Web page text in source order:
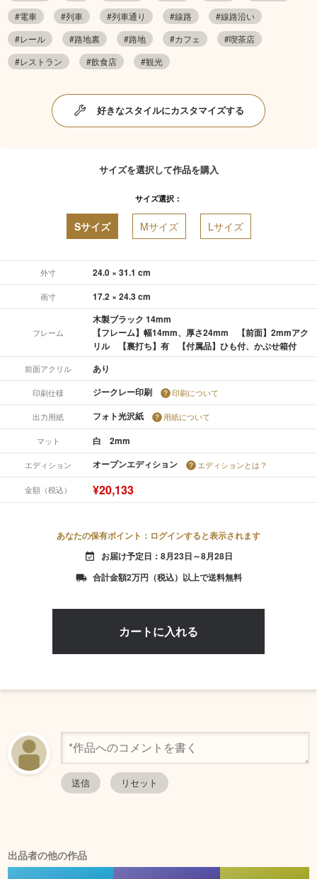
#電車
#列車 #列車通り #線路
#線路沿い
#レール
#路地裏 #路地 #カフェ
#喫茶店
#レストラン
#飲食店 #観光
好きなスタイルにカスタマイズする
サイズを選択して作品を購入
サイズ選択：
Sサイズ Mサイズ Lサイズ
外寸 24.0 × 31.1 cm
画寸 17.2 × 24.3 cm
フレーム
木製ブラック 14mm
【フレーム】幅14mm、厚さ24mm 【前面】2mmアク
リル 【裏打ち】有 【付属品】ひも付、かぶせ箱付
前面アクリル あり
印刷仕様 ジークレー印刷 印刷について
出力用紙 フォト光沢紙 用紙について
マット 白 2mm
エディション オープンエディション エディションとは？
金額（税込） ¥20,133
あなたの保有ポイント：ログインすると表示されます
event_available お届け予定日：8月23日～8月28日
local_shipping 合計金額2万円（税込）以上で送料無料
出品者の他の作品